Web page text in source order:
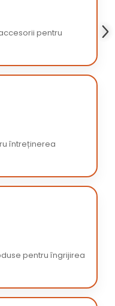
pentru
întreținerea
pentru îngrijirea